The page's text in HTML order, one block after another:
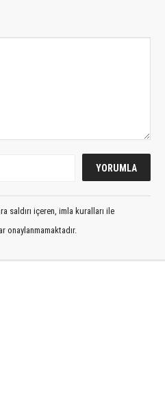
saldırı içeren, imla kuralları ile
onaylanmamaktadır.